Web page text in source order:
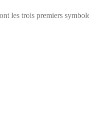
les trois premiers